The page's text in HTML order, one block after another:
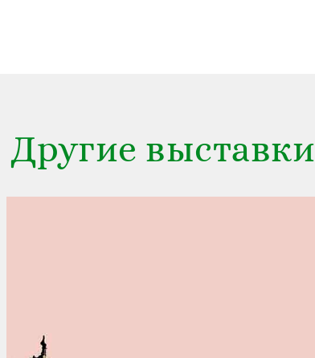
Другие выставки